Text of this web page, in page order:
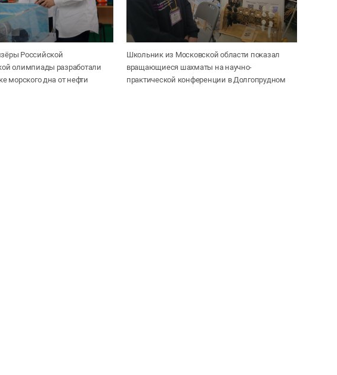
Российской
олимпиады разработали
морского дна от нефти
Школьник из Московской области показал
вращающиеся шахматы на научно-
практической конференции в Долгопрудном